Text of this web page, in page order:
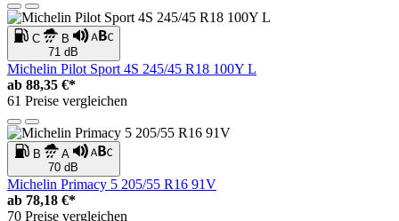
C
B
71 dB
Michelin Pilot Sport 4S 245/45 R18 100Y L
ab 88,35 €*
61 Preise vergleichen
B
A
70 dB
Michelin Primacy 5 205/55 R16 91V
ab 78,18 €*
70 Preise vergleichen